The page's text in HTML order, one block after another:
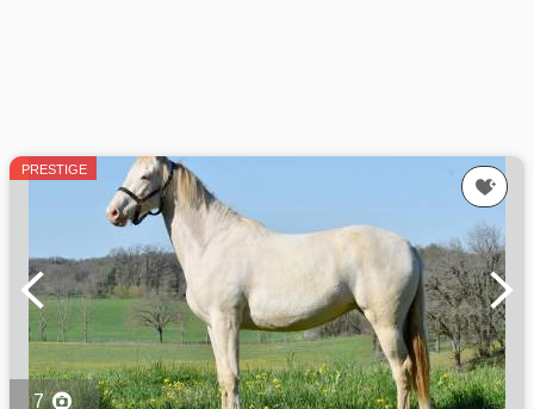
PRESTIGE
7